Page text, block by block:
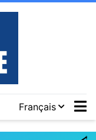
Français